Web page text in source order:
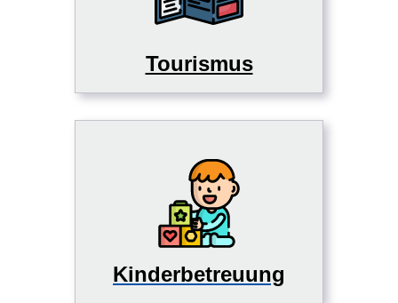
Tourismus
Kinderbetreuung